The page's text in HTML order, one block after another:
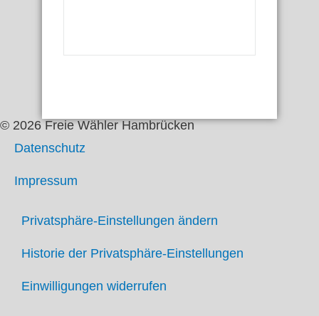
© 2026 Freie Wähler Hambrücken
Datenschutz
Impressum
Privatsphäre-Einstellungen ändern
Historie der Privatsphäre-Einstellungen
Einwilligungen widerrufen